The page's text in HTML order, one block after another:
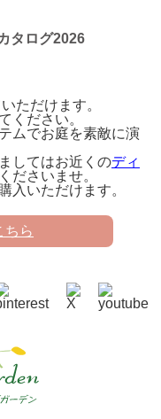
タログ2026
ただけます。
ください。
ムでお庭を素敵に演
してはお近くのディ
ださいませ。
入いただけます。
ちら